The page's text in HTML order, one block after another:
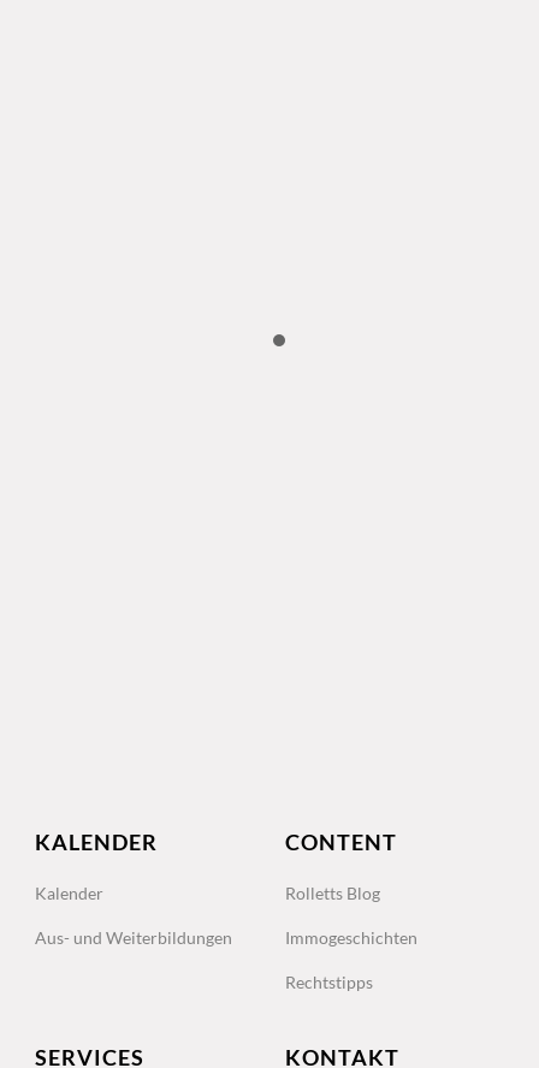
KALENDER
Kalender
Aus- und Weiterbildungen
CONTENT
Rolletts Blog
Immogeschichten
Rechtstipps
SERVICES KONTAKT